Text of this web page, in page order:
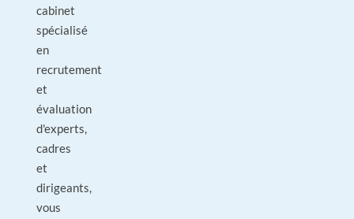
cabinet
spécialisé
en
recrutement
et
évaluation
d'experts,
cadres
et
dirigeants,
vous